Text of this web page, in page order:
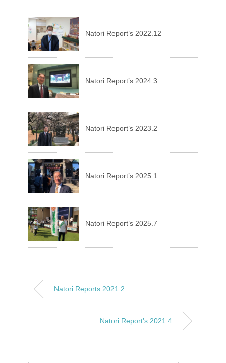
Natori Report’s 2022.12
Natori Report’s 2024.3
Natori Report’s 2023.2
Natori Report’s 2025.1
Natori Report’s 2025.7
Natori Reports 2021.2
Natori Report’s 2021.4